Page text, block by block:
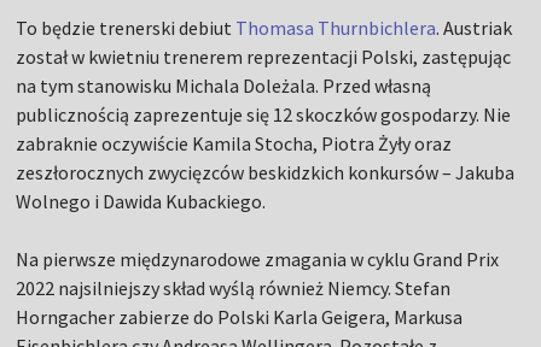
To będzie trenerski debiut Thomasa Thurnbichlera. Austriak
został w kwietniu trenerem reprezentacji Polski, zastępując
na tym stanowisku Michala Doleżala. Przed własną
publicznością zaprezentuje się 12 skoczków gospodarzy. Nie
zabraknie oczywiście Kamila Stocha, Piotra Żyły oraz
zeszłorocznych zwycięzców beskidzkich konkursów – Jakuba
Wolnego i Dawida Kubackiego.
Na pierwsze międzynarodowe zmagania w cyklu Grand Prix
2022 najsilniejszy skład wyślą również Niemcy. Stefan
Horngacher zabierze do Polski Karla Geigera, Markusa